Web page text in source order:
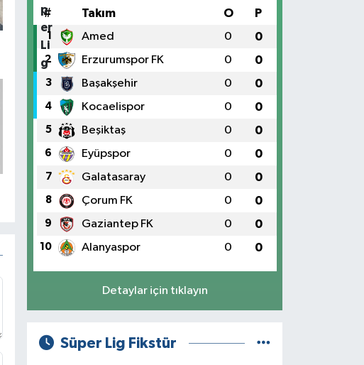
# Takım O P
1 Amed 0 0
2 Erzurumspor FK 0 0
3 Başakşehir 0 0
4 Kocaelispor 0 0
5 Beşiktaş 0 0
6 Eyüpspor 0 0
7 Galatasaray 0 0
8 Çorum FK 0 0
9 Gaziantep FK 0 0
10 Alanyaspor 0 0
Detaylar için tıklayın
Süper Lig Fikstür